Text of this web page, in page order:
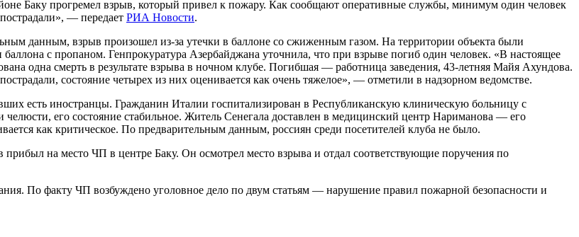
Баку прогремел взрыв, который привел к пожару. Как сообщают оперативные службы, минимум один человек
— передает РИА Новости.
данным, взрыв произошел из-за утечки в баллоне со сжиженным газом. На территории объекта были
с пропаном. Генпрокуратура Азербайджана уточнила, что при взрыве погиб один человек. «В настоящее
одна смерть в результате взрыва в ночном клубе. Погибшая — работница заведения, 43-летняя Майя Ахундова.
состояние четырех из них оценивается как очень тяжелое», — отметили в надзорном ведомстве.
есть иностранцы. Гражданин Италии госпитализирован в Республиканскую клиническую больницу с
челюсти, его состояние стабильное. Житель Сенегала доставлен в медицинский центр Нариманова — его
как критическое. По предварительным данным, россиян среди посетителей клуба не было.
на место ЧП в центре Баку. Он осмотрел место взрыва и отдал соответствующие поручения по
По факту ЧП возбуждено уголовное дело по двум статьям — нарушение правил пожарной безопасности и